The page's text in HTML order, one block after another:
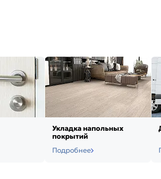
Укладка напольных
покрытий
Подробнее